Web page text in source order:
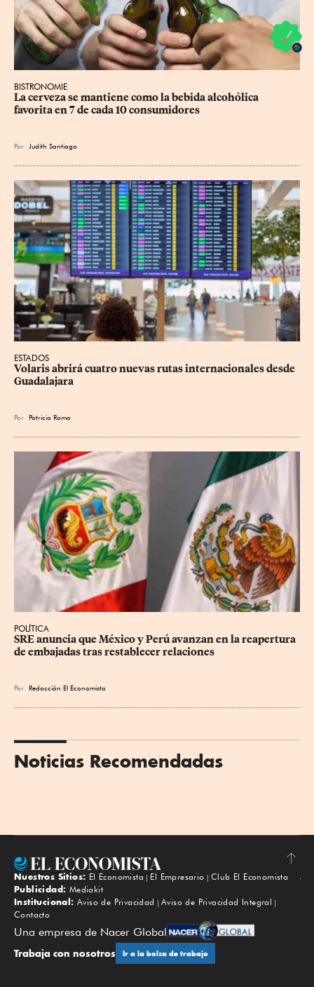
BISTRONOMIE
La cerveza se mantiene como la bebida alcohólica
favorita en 7 de cada 10 consumidores
Por Judith Santiago
ESTADOS
Volaris abrirá cuatro nuevas rutas internacionales desde
Guadalajara
Por Patricia Romo
POLÍTICA
SRE anuncia que México y Perú avanzan en la reapertura
de embajadas tras restablecer relaciones
Por Redacción El Economista
Noticias Recomendadas
Subir
Nuestros Sitios: El Economista El Empresario
Club El Economista
Publicidad: Mediakit
Institucional: Aviso de Privacidad
Aviso de Privacidad Integral
Contacto
Una empresa de Nacer Global
Trabaja con nosotros Ir a la bolsa de trabajo